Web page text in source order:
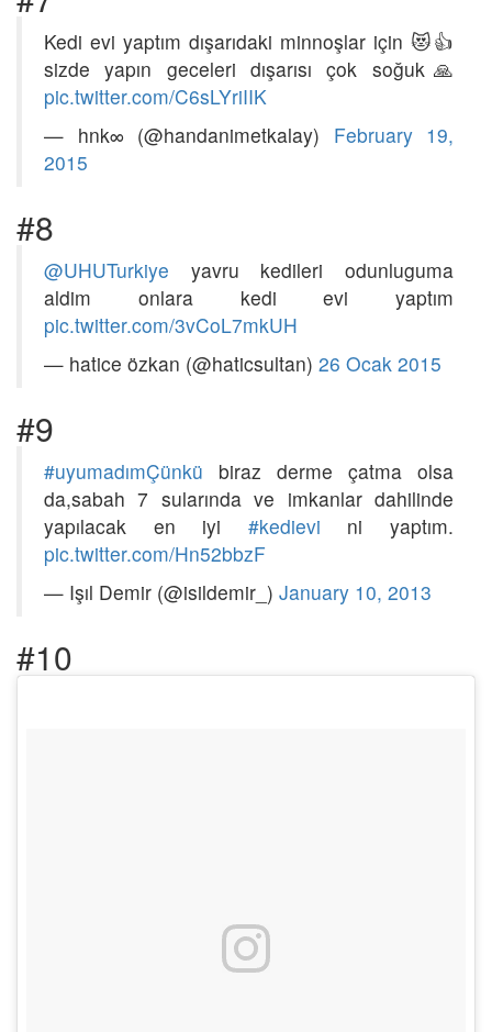
Kedi evi yaptım dışarıdaki minnoşlar için 😻👍
sizde yapın geceleri dışarısı çok soğuk🙏
pic.twitter.com/C6sLYriIIK
— hnk∞ (@handanimetkalay) February 19,
2015
#8
@UHUTurkiye yavru kedileri odunluguma
aldim onlara kedi evi yaptım
pic.twitter.com/3vCoL7mkUH
— hatice özkan (@haticsultan) 26 Ocak 2015
#9
#uyumadımÇünkü biraz derme çatma olsa
da,sabah 7 sularında ve imkanlar dahilinde
yapılacak en iyi #kedievi ni yaptım.
pic.twitter.com/Hn52bbzF
— Işıl Demir (@isildemir_) January 10, 2013
#10